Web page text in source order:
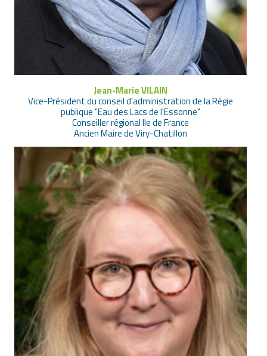
Jean-Marie VILAIN
Vice-Président du conseil d'administration de la Régie
publique "Eau des Lacs de l'Essonne"
Conseiller régional Ile de France
Ancien Maire de Viry-Chatillon